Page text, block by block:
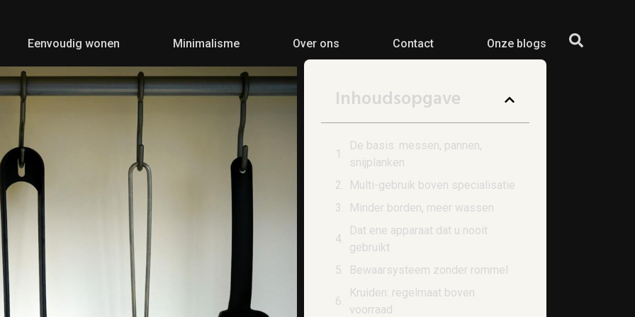
Eenvoudig wonen Minimalisme Over ons Contact Onze blogs
Inhoudsopgave
De basis: messen, pannen,
snijplanken
Multi-gebruik boven specialisatie
Minder borden, meer wassen
Dat ene apparaat dat u nooit
gebruikt
Bewaarsysteem zonder rommel
Kruiden: regelmaat boven
voorraad